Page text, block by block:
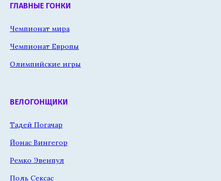
ГЛАВНЫЕ ГОНКИ
Чемпионат мира
Чемпионат Европы
Олимпийские игры
ВЕЛОГОНЩИКИ
Тадей Погачар
Йонас Вингегор
Ремко Эвенпул
Поль Сексас